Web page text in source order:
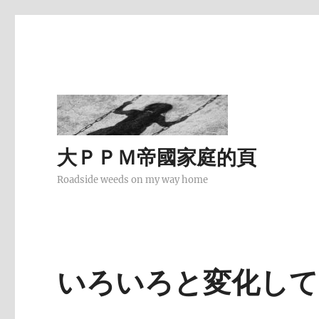
大ＰＰＭ帝國家庭的頁
Roadside weeds on my way home
いろいろと変化し